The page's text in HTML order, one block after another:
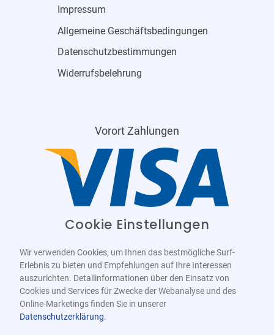
Impressum
Allgemeine Geschäftsbedingungen
Datenschutzbestimmungen
Widerrufsbelehrung
Vorort Zahlungen
Cookie Einstellungen
Wir verwenden Cookies, um Ihnen das bestmögliche Surf-
Erlebnis zu bieten und Empfehlungen auf Ihre Interessen
auszurichten. Detailinformationen über den Einsatz von
Cookies und Services für Zwecke der Webanalyse und des
Online-Marketings finden Sie in unserer
Datenschutzerklärung.